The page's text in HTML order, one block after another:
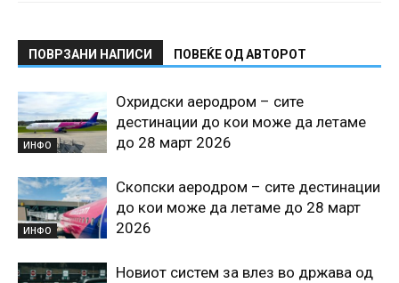
ПОВРЗАНИ НАПИСИ ПОВЕЌЕ ОД АВТОРОТ
ИНФО
Охридски аеродром – сите
дестинации до кои може да летаме
до 28 март 2026
ИНФО
Скопски аеродром – сите дестинации
до кои може да летаме до 28 март
2026
Новиот систем за влез во држава од